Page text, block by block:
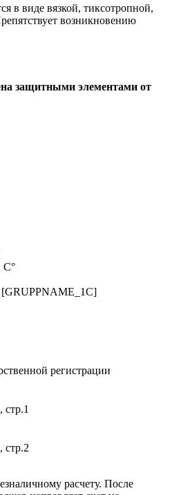
в виде вязкой, тиксотропной,
возникновению
защитными элементами от
С°
регистрации
стр.1
стр.2
расчету. После